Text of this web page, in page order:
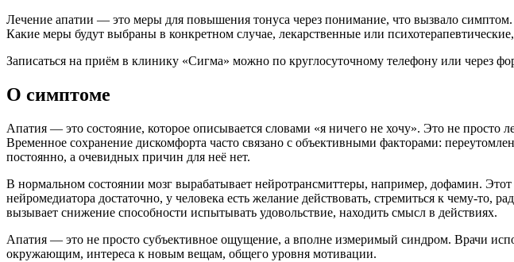
Лечение апатии — это меры для повышения тонуса через понимание, что вызвало
Какие меры будут выбраны в конкретном случае, лекарственные или
Записаться на приём в клинику «Сигма» можно по круглосуточному телефону или через
О симптоме
Апатия — это состояние, которое описывается словами «я ничего не хочу». Это не
Временное сохранение дискомфорта часто связано с объективными факторами:
постоянно, а очевидных причин для неё нет.
В нормальном состоянии мозг вырабатывает нейротрансмиттеры, например, дофамин.
нейромедиатора достаточно, у человека есть желание действовать, стремиться к чему-то,
вызывает снижение способности испытывать удовольствие, находить смысл в действиях.
Апатия — это не просто субъективное ощущение, а вполне измеримый синдром. Врачи
окружающим, интереса к новым вещам, общего уровня мотивации.